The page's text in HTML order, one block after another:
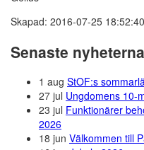
Skapad: 2016-07-25
Senaste nyheterna
1 aug StOF:s
27 jul Ungdomens 10-
23 jul Funktionärer
2026
18 jun Välkommen till